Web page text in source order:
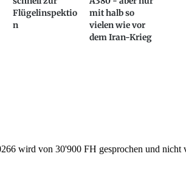
Flügelinspektio
n
mit halb so
vielen wie vor
dem Iran-Krieg